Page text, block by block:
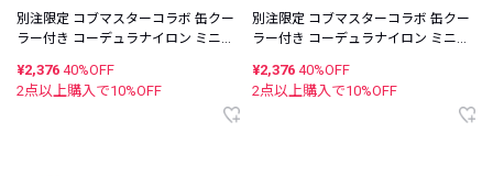
別注限定 コブマスターコラボ 缶クー
ラー付き コーデュラナイロン ミニウ
¥2,376 40%OFF
2点以上購入で10%OFF
別注限定 コブマスターコラボ 缶クー
ラー付き コーデュラナイロン ミニウ
¥2,376 40%OFF
2点以上購入で10%OFF